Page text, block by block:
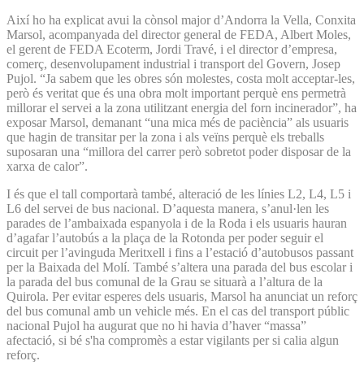
Així ho ha explicat avui la cònsol major d’Andorra la Vella, Conxita
Marsol, acompanyada del director general de FEDA, Albert Moles,
el gerent de FEDA Ecoterm, Jordi Travé, i el director d’empresa,
comerç, desenvolupament industrial i transport del Govern, Josep
Pujol. “Ja sabem que les obres són molestes, costa molt acceptar-les,
però és veritat que és una obra molt important perquè ens permetrà
millorar el servei a la zona utilitzant energia del forn incinerador”, ha
exposar Marsol, demanant “una mica més de paciència” als usuaris
que hagin de transitar per la zona i als veïns perquè els treballs
suposaran una “millora del carrer però sobretot poder disposar de la
xarxa de calor”.
I és que el tall comportarà també, alteració de les línies L2, L4, L5 i
L6 del servei de bus nacional. D’aquesta manera, s’anul·len les
parades de l’ambaixada espanyola i de la Roda i els usuaris hauran
d’agafar l’autobús a la plaça de la Rotonda per poder seguir el
circuit per l’avinguda Meritxell i fins a l’estació d’autobusos passant
per la Baixada del Molí. També s’altera una parada del bus escolar i
la parada del bus comunal de la Grau se situarà a l’altura de la
Quirola. Per evitar esperes dels usuaris, Marsol ha anunciat un reforç
del bus comunal amb un vehicle més. En el cas del transport públic
nacional Pujol ha augurat que no hi havia d’haver “massa”
afectació, si bé s'ha compromès a estar vigilants per si calia algun
reforç.